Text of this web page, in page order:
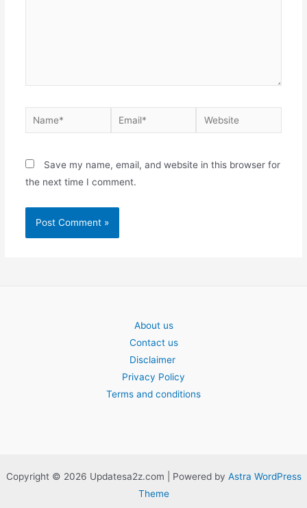
Name* Email* Website
Save my name, email, and website in this browser for
the next time I comment.
About us
Contact us
Disclaimer
Privacy Policy
Terms and conditions
Copyright © 2026 Updatesa2z.com | Powered by Astra WordPress
Theme